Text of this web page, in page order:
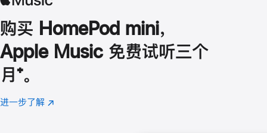
购买 HomePod mini，
Apple Music 免费试听三个
月 脚
注
⁺。
进一步了解 Apple
(在